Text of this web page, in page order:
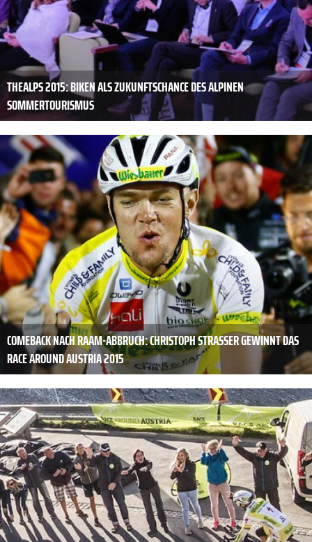
THEALPS 2015: BIKEN ALS ZUKUNFTSCHANCE DES ALPINEN
SOMMERTOURISMUS
COMEBACK NACH RAAM-ABBRUCH: CHRISTOPH STRASSER GEWINNT DAS
RACE AROUND AUSTRIA 2015